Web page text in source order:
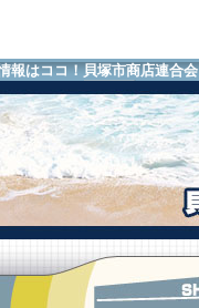
報はココ！貝塚市商店連合会